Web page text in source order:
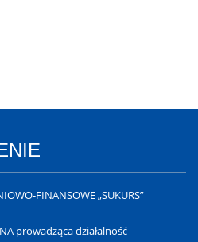
FINANSOWE „SUKURS”
prowadząca działalność